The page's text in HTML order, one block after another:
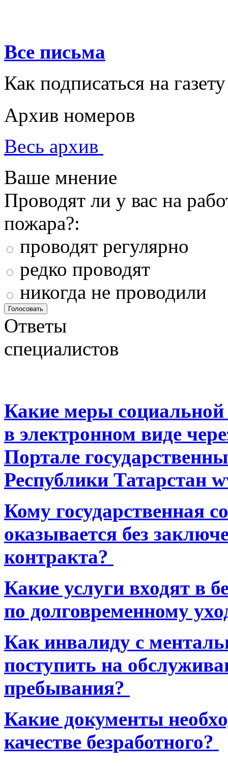
Все письма
Как подписаться на газету
Архив номеров
Весь архив
Ваше мнение
Проводят ли у вас на
пожара?:
проводят регулярно
редко проводят
никогда не проводили
Ответы
специалистов
Какие меры
в электронном виде
Портале
Республики Татарстан
Кому государственная
оказывается без
контракта?
Какие услуги входят в
по долговременному
Как инвалиду с
поступить на
пребывания?
Какие документы
качестве безработного?